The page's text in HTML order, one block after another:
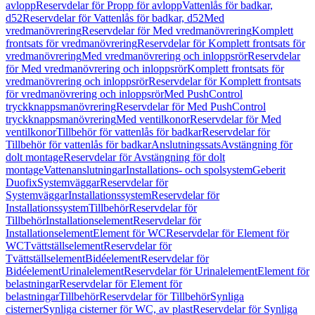
avloppReservdelar för Propp för avloppVattenlås för badkar,
d52Reservdelar för Vattenlås för badkar, d52Med
vredmanövreringReservdelar för Med vredmanövreringKomplett
frontsats för vredmanövreringReservdelar för Komplett frontsats för
vredmanövreringMed vredmanövrering och inloppsrörReservdelar
för Med vredmanövrering och inloppsrörKomplett frontsats för
vredmanövrering och inloppsrörReservdelar för Komplett frontsats
för vredmanövrering och inloppsrörMed PushControl
tryckknappsmanövreringReservdelar för Med PushControl
tryckknappsmanövreringMed ventilkonorReservdelar för Med
ventilkonorTillbehör för vattenlås för badkarReservdelar för
Tillbehör för vattenlås för badkarAnslutningssatsAvstängning för
dolt montageReservdelar för Avstängning för dolt
montageVattenanslutningarInstallations- och spolsystemGeberit
DuofixSystemväggarReservdelar för
SystemväggarInstallationssystemReservdelar för
InstallationssystemTillbehörReservdelar för
TillbehörInstallationselementReservdelar för
InstallationselementElement för WCReservdelar för Element för
WCTvättställselementReservdelar för
TvättställselementBidéelementReservdelar för
BidéelementUrinalelementReservdelar för UrinalelementElement för
belastningarReservdelar för Element för
belastningarTillbehörReservdelar för TillbehörSynliga
cisternerSynliga cisterner för WC, av plastReservdelar för Synliga